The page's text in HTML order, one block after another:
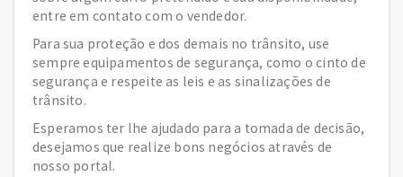
entre em contato com o vendedor.
Para sua proteção e dos demais no trânsito, use
sempre equipamentos de segurança, como o cinto de
segurança e respeite as leis e as sinalizações de
trânsito.
Esperamos ter lhe ajudado para a tomada de decisão,
desejamos que realize bons negócios através de
nosso portal.